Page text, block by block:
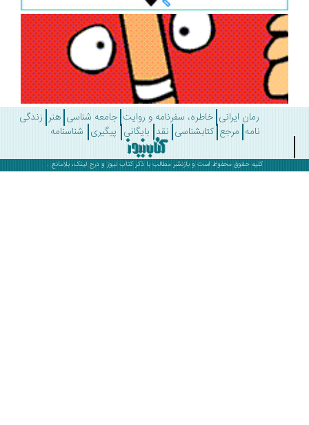
رمان ایرانی خاطره، سفرنامه و روایت جامعه شناسی هنر زندگی
مرجع کتابشناسی نقد بایگانی پیگیری شناسنامه
کلیه حقوق محفوظ است و بازنشر مطالب با ذکرکتاب نیوز و درج لینک، بلامانع .